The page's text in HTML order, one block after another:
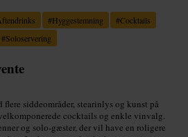
#Hyggestemning #Cocktails
#Soloservering
siddeområder, stearinlys og kunst på
cocktails og enkle vinvalg.
og solo-gæster, der vil have en roligere